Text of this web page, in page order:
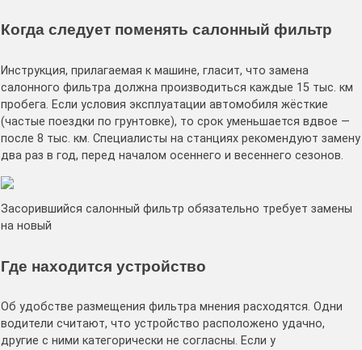
Когда следует поменять салонный фильтр
Инструкция, прилагаемая к машине, гласит, что замена
салонного фильтра должна производиться каждые 15 тыс. км
пробега. Если условия эксплуатации автомобиля жёсткие
(частые поездки по грунтовке), то срок уменьшается вдвое —
после 8 тыс. км. Специалисты на станциях рекомендуют замену
два раз в год, перед началом осеннего и весеннего сезонов.
Засорившийся салонный фильтр обязательно требует замены
на новый
Где находится устройство
Об удобстве размещения фильтра мнения расходятся. Одни
водители считают, что устройство расположено удачно,
другие с ними категорически не согласны. Если у